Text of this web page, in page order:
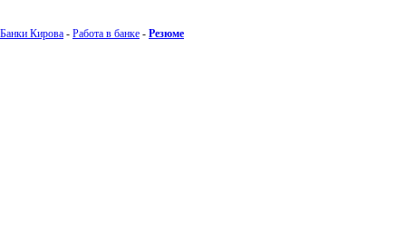
Банки Кирова - Работа в банке - Резюме